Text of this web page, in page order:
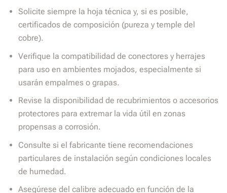
Solicite siempre la hoja técnica y, si es posible,
certificados de composición (pureza y temple del
cobre).
Verifique la compatibilidad de conectores y herrajes
para uso en ambientes mojados, especialmente si
usarán empalmes o grapas.
Revise la disponibilidad de recubrimientos o accesorios
protectores para extremar la vida útil en zonas
propensas a corrosión.
Consulte si el fabricante tiene recomendaciones
particulares de instalación según condiciones locales
de humedad.
Asegúrese del calibre adecuado en función de la